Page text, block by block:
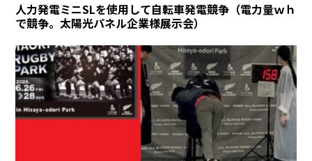
人力発電ミニSLを使用して自転車発電競争（電力量ｗｈ
で競争。太陽光パネル企業様展示会）